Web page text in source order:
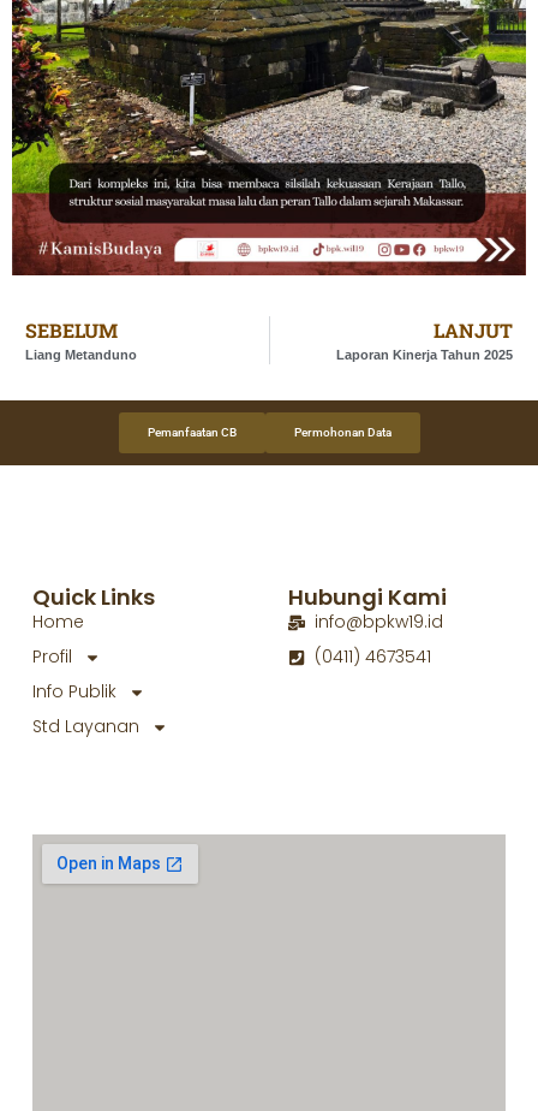
SEBELUM
Liang Metanduno
LANJUT
Laporan Kinerja Tahun 2025
Pemanfaatan CB Permohonan Data
Quick Links
Home
Profil
Info Publik
Std Layanan
Hubungi Kami
info@bpkw19.id
(0411) 4673541